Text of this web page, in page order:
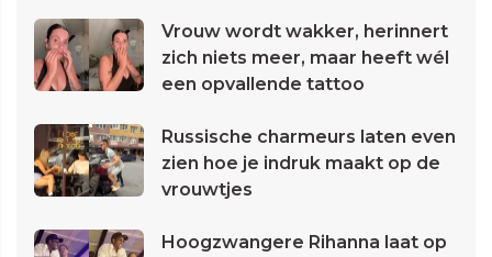
Vrouw wordt wakker, herinnert
zich niets meer, maar heeft wél
een opvallende tattoo
Russische charmeurs laten even
zien hoe je indruk maakt op de
vrouwtjes
Hoogzwangere Rihanna laat op